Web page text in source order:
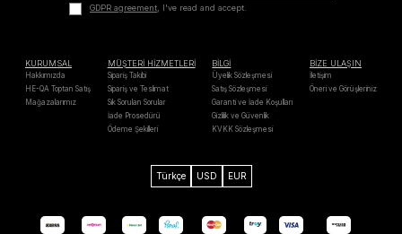
GDPR agreement, I've read and accept.
KURUMSAL
Hakkımızda
HE-QA Toptan Satış
Mağazalarımız
MÜŞTERİ HİZMETLERİ
Sipariş Takibi
Sipariş ve Teslimat
Sık Sorulan Sorular
İade Prosedürü
Ödeme Şekilleri
BİLGİ
Üyelik Sözleşmesi
Satış Sözleşmesi
Garanti ve İade Koşulları
Gizlilik ve Güvenlik
KVKK Sözleşmesi
BİZE ULAŞIN
İletişim
Öneri ve Görüşleriniz
Türkçe USD EUR